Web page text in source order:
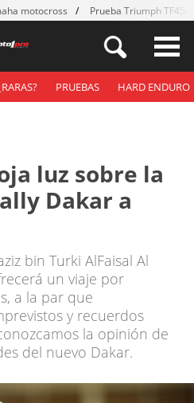
motocross Prueba Triumph
PRUEBAS HARD ENDURO
luz sobre la
Dakar a
bin Turki AlFaisal Al
un viaje por
a la par que
y recuerdos
la opinión de
del nuevo Dakar.